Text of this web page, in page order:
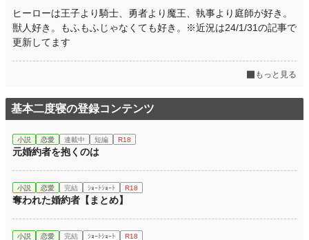
初回公開日時 2022.01.23 16:15
2022.01.23 16:15
月間ポイント 14,720 pt (3,147 位)
年間ポイント 294,909 pt (2,019 位)
累計ポイント 1,155,150 pt (5,040 位)
ヒーローは王子より騎士、勇者より魔王、執事より庭師が好き。
獣人好き。もふもふじゃなくても好き。※近況は24/1/31の記事で
更新してます
もっと見る
基本二度寝の登録コンテンツ
小説 恋愛 連載中 短編 R18
元婚約者を抱くのは
小説 恋愛 完結 ｼｮｰﾄｼｮｰﾄ R18
奪われた婚約者【まとめ】
小説 恋愛 完結 ｼｮｰﾄｼｮｰﾄ R18